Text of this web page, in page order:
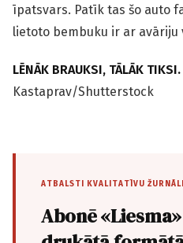
īpatsvars. Patīk tas šo auto
lietoto bembuku ir ar avāriju
LĒNĀK BRAUKSI, TĀLĀK TIKSI.
Kastaprav/Shutterstock
ATBALSTI KVALITATĪVU
Abonē